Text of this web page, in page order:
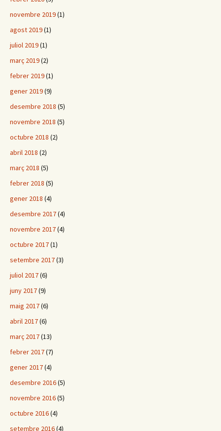
novembre 2019(1)
agost 2019(1)
juliol 2019(1)
març 2019(2)
febrer 2019(1)
gener 2019(9)
desembre 2018 (5)
novembre 2018 (5)
octubre 2018 (2)
abril 2018 (2)
març 2018 (5)
febrer 2018 (5)
gener 2018 (4)
desembre 2017(4)
novembre 2017(4)
octubre 2017(1)
setembre 2017(3)
juliol 2017(6)
juny 2017(9)
maig 2017(6)
abril 2017(6)
març 2017(13)
febrer 2017(7)
gener 2017(4)
desembre 2016(5)
novembre 2016(5)
octubre 2016(4)
setembre 2016(4)